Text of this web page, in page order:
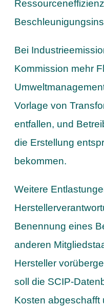
Bei
Kommission mehr
Vorlage von
entfallen, und
die Erstellung
bekommen.
Weitere
Benennung eines
anderen
Hersteller
soll die SCIP-
Kosten abgeschafft